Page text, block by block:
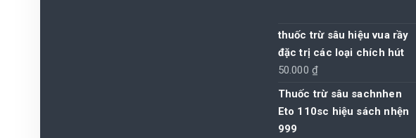
thuốc trừ sâu hiệu vua rầy
đặc trị các loại chích hút
50.000 ₫
Thuốc trừ sâu sachnhen
Eto 110sc hiệu sách nhện
999